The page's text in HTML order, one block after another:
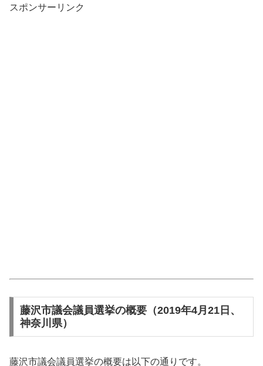
スポンサーリンク
藤沢市議会議員選挙の概要（2019年4月21日、
神奈川県）
藤沢市議会議員選挙の概要は以下の通りです。